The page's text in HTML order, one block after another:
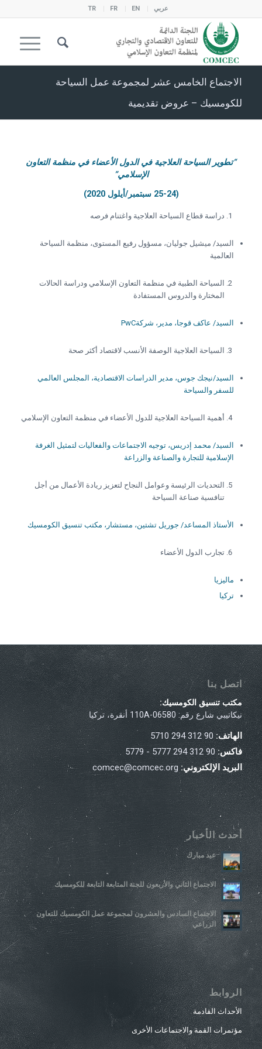
عربي EN
FR
TR
الاجتماع الخامس عشر لمجموعة عمل السياحة
للكومسيك – عروض تقديمية
“تطوير السياحة العلاجية في الدول الأعضاء في منظمة التعاون
الإسلامي”
(25-24 سبتمبر/أيلول 2020)
دراسة قطاع السياحة العلاجية واغتنام فرصه
السيد/ ميشيل جوليان، مسؤول رفيع المستوى، منظمة السياحة
العالمية
السياحة الطبية في منظمة التعاون الإسلامي ودراسة الحالات
المختارة والدروس المستفادة
السيد/ عاكف قوجا، مدير، شركةPwC
السياحة العلاجية الوصفة الأنسب لاقتصاد أكثر صحة
السيد/نيجك جوس، مدير الدراسات الاقتصادية، المجلس العالمي
للسفر والسياحة
أهمية السياحة العلاجية للدول الأعضاء في منظمة التعاون الإسلامي
السيد/ محمد إدريس، توجيه الاجتماعات والفعاليات لتمثيل الغرفة
الإسلامية للتجارة والصناعة والزراعة
التحديات الرئيسة وعوامل النجاح لتعزيز ريادة الأعمال من أجل
تنافسية صناعة السياحة
الأستاذ المساعد/ جوريل تشتين، مستشار، مكتب تنسيق الكومسيك
تجارب الدول الأعضاء
ماليزيا
تركيا
اتصل بنا
مكتب تنسيق الكومسيك:
نيكاتيبي شارع رقم: 110A-06580 أنقرة، تركيا
الهاتف:90 312 294 5710
فاكس:90 312 294 5777 - 5779
البريد الإلكتروني: comcec@comcec.org
أحدث الأخبار
عيد مبارك
الاجتماع الثاني والأربعون للجنة المتابعة التابعة للكومسيك
الاجتماع السادس والعشرون لمجموعة عمل الكومسيك للتعاون
الزراعي
الروابط
الأحداث القادمة
مؤتمرات القمة والاجتماعات الأخرى